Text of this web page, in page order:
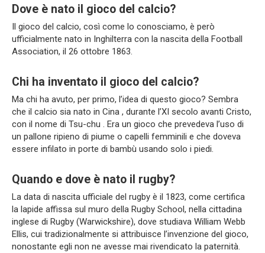
Dove è nato il gioco del calcio?
Il gioco del calcio, così come lo conosciamo, è però
ufficialmente nato in Inghilterra con la nascita della Football
Association, il 26 ottobre 1863.
Chi ha inventato il gioco del calcio?
Ma chi ha avuto, per primo, l’idea di questo gioco? Sembra
che il calcio sia nato in Cina , durante l’XI secolo avanti Cristo,
con il nome di Tsu-chu . Era un gioco che prevedeva l’uso di
un pallone ripieno di piume o capelli femminili e che doveva
essere infilato in porte di bambù usando solo i piedi.
Quando e dove è nato il rugby?
La data di nascita ufficiale del rugby è il 1823, come certifica
la lapide affissa sul muro della Rugby School, nella cittadina
inglese di Rugby (Warwickshire), dove studiava William Webb
Ellis, cui tradizionalmente si attribuisce l’invenzione del gioco,
nonostante egli non ne avesse mai rivendicato la paternità.